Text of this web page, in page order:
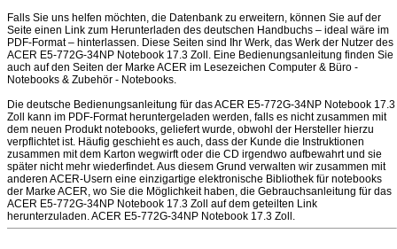
Falls Sie uns helfen möchten, die Datenbank zu erweitern, können Sie auf der
Seite einen Link zum Herunterladen des deutschen Handbuchs – ideal wäre im
PDF-Format – hinterlassen. Diese Seiten sind Ihr Werk, das Werk der Nutzer des
ACER E5-772G-34NP Notebook 17.3 Zoll. Eine Bedienungsanleitung finden Sie
auch auf den Seiten der Marke ACER im Lesezeichen Computer & Büro -
Notebooks & Zubehör - Notebooks.
Die deutsche Bedienungsanleitung für das ACER E5-772G-34NP Notebook 17.3
Zoll kann im PDF-Format heruntergeladen werden, falls es nicht zusammen mit
dem neuen Produkt notebooks, geliefert wurde, obwohl der Hersteller hierzu
verpflichtet ist. Häufig geschieht es auch, dass der Kunde die Instruktionen
zusammen mit dem Karton wegwirft oder die CD irgendwo aufbewahrt und sie
später nicht mehr wiederfindet. Aus diesem Grund verwalten wir zusammen mit
anderen ACER-Usern eine einzigartige elektronische Bibliothek für notebooks
der Marke ACER, wo Sie die Möglichkeit haben, die Gebrauchsanleitung für das
ACER E5-772G-34NP Notebook 17.3 Zoll auf dem geteilten Link
herunterzuladen. ACER E5-772G-34NP Notebook 17.3 Zoll.